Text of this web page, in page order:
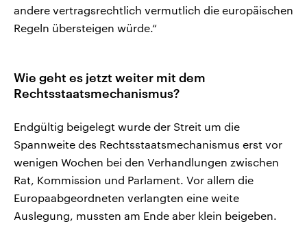
andere vertragsrechtlich vermutlich die europäischen
Regeln übersteigen würde.“
Wie geht es jetzt weiter mit dem
Rechtsstaatsmechanismus?
Endgültig beigelegt wurde der Streit um die
Spannweite des Rechtsstaatsmechanismus erst vor
wenigen Wochen bei den Verhandlungen zwischen
Rat, Kommission und Parlament. Vor allem die
Europaabgeordneten verlangten eine weite
Auslegung, mussten am Ende aber klein beigeben.